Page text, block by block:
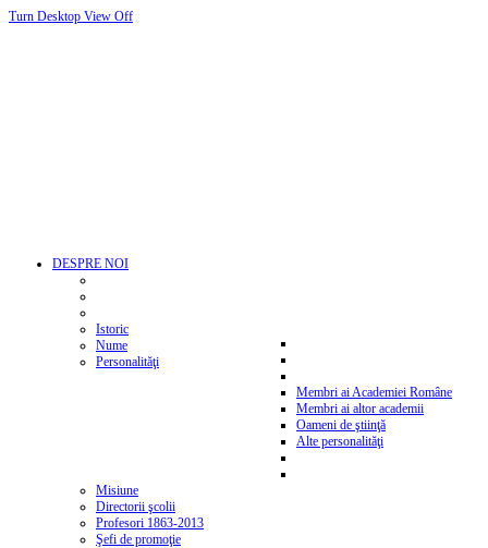
Turn Desktop View Off
DESPRE NOI
Istoric
Nume
Personalităţi
Membri ai Academiei Române
Membri ai altor academii
Oameni de ştiinţă
Alte personalităţi
Misiune
Directorii şcolii
Profesori 1863-2013
Şefi de promoţie